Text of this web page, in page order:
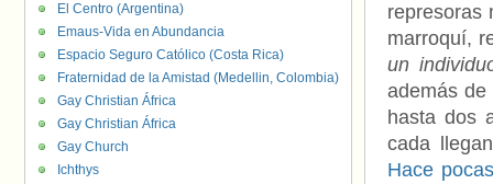
represoras
marroquí,
un
además de
hasta dos
cada
Hace
El Centro (Argentina)
Emaus-Vida en Abundancia
Espacio Seguro Católico (Costa Rica)
Fraternidad de la Amistad (Medellin, Colombia)
Gay Christian África
Gay Christian África
Gay Church
Ichthys